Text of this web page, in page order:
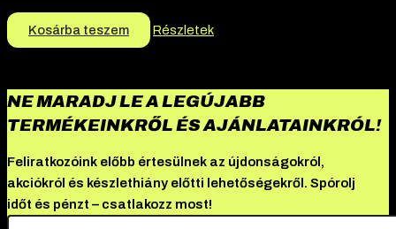
Kosárba teszem
Részletek
NE MARADJ LE A LEGÚJABB
TERMÉKEINKRŐL ÉS AJÁNLATAINKRÓL!
Feliratkozóink előbb értesülnek az újdonságokról,
akciókról és készlethiány előtti lehetőségekről. Spórolj
időt és pénzt – csatlakozz most!